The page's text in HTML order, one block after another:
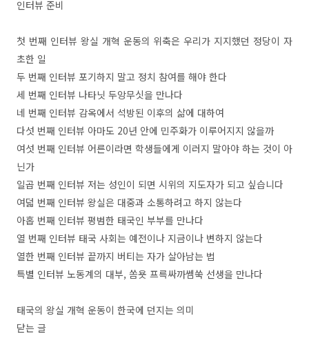
인터뷰 준비
첫 번째 인터뷰 왕실 개혁 운동의 위축은 우리가 지지했던 정당이 자
초한 일
두 번째 인터뷰 포기하지 말고 정치 참여를 해야 한다
세 번째 인터뷰 나타닛 두앙무싯을 만나다
네 번째 인터뷰 감옥에서 석방된 이후의 삶에 대하여
다섯 번째 인터뷰 아마도 20년 안에 민주화가 이루어지지 않을까
여섯 번째 인터뷰 어른이라면 학생들에게 이러지 말아야 하는 것이 아
닌가
일곱 번째 인터뷰 저는 성인이 되면 시위의 지도자가 되고 싶습니다
여덟 번째 인터뷰 왕실은 대중과 소통하려고 하지 않는다
아홉 번째 인터뷰 평범한 태국인 부부를 만나다
열 번째 인터뷰 태국 사회는 예전이나 지금이나 변하지 않는다
열한 번째 인터뷰 끝까지 버티는 자가 살아남는 법
특별 인터뷰 노동계의 대부, 쏨욧 프륵싸까쎔쑥 선생을 만나다
태국의 왕실 개혁 운동이 한국에 던지는 의미
닫는 글